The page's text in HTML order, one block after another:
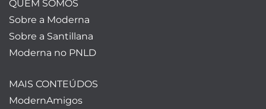
QUEM SOMOS
Sobre a Moderna
Sobre a Santillana
Moderna no PNLD
MAIS CONTEÚDOS
ModernAmigos